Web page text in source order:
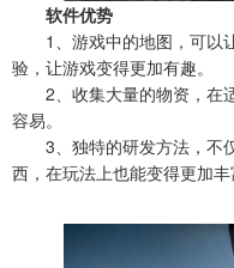
软件优势
1、游戏中的地图，可以
验，让游戏变得更加有趣。
2、收集大量的物资，在
容易。
3、独特的研发方法，不
西，在玩法上也能变得更加丰